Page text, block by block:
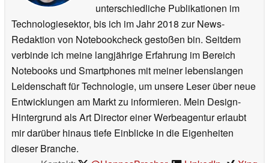
unterschiedliche Publikationen im
Technologiesektor, bis ich im Jahr 2018 zur News-
Redaktion von Notebookcheck gestoßen bin. Seitdem
verbinde ich meine langjährige Erfahrung im Bereich
Notebooks und Smartphones mit meiner lebenslangen
Leidenschaft für Technologie, um unsere Leser über neue
Entwicklungen am Markt zu informieren. Mein Design-
Hintergrund als Art Director einer Werbeagentur erlaubt
mir darüber hinaus tiefe Einblicke in die Eigenheiten
dieser Branche.